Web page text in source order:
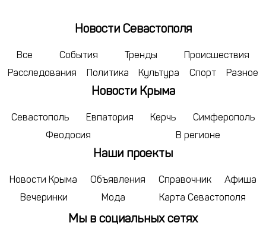
22 23 24
27 28 29 30 1 2
3 4 5 7 8 9
Новости Севастополя
Все События Тренды
Происшествия
Расследования
Политика Культура Спорт Разное
Новости Крыма
Севастополь Евпатория Керчь
Симферополь
Феодосия
В регионе
Наши проекты
Новости Крыма Объявления Справочник
Афиша
Вечеринки
Мода Карта Севастополя
Мы в социальных сетях